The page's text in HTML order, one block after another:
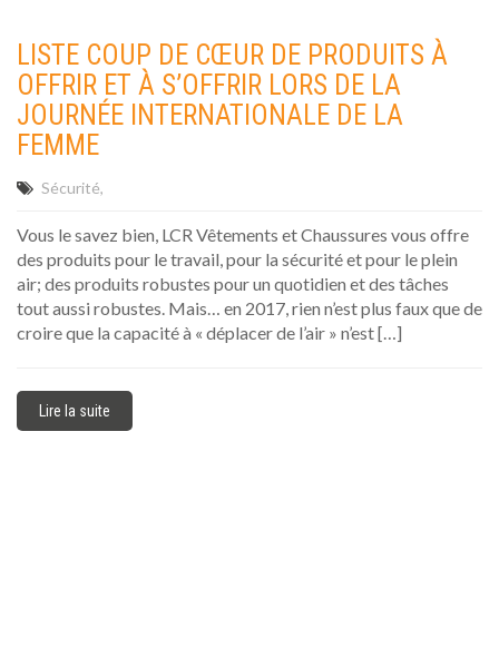
LISTE COUP DE CŒUR DE PRODUITS À
OFFRIR ET À S’OFFRIR LORS DE LA
JOURNÉE INTERNATIONALE DE LA
FEMME
Sécurité
Vous le savez bien, LCR Vêtements et Chaussures vous offre
des produits pour le travail, pour la sécurité et pour le plein
air; des produits robustes pour un quotidien et des tâches
tout aussi robustes. Mais… en 2017, rien n’est plus faux que de
croire que la capacité à « déplacer de l’air » n’est […]
Lire la suite